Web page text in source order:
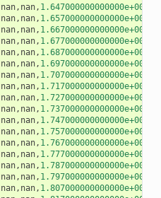
nan, nan, 1.647000000000000e+00
nan, nan, 1.657000000000000e+00
nan, nan, 1.667000000000000e+00
nan, nan, 1.677000000000000e+00
nan, nan, 1.687000000000000e+00
nan, nan, 1.697000000000000e+00
nan, nan, 1.707000000000000e+00
nan, nan, 1.717000000000000e+00
nan, nan, 1.727000000000000e+00
nan, nan, 1.737000000000000e+00
nan, nan, 1.747000000000000e+00
nan, nan, 1.757000000000000e+00
nan, nan, 1.767000000000000e+00
nan, nan, 1.777000000000000e+00
nan, nan, 1.787000000000000e+00
nan, nan, 1.797000000000000e+00
nan, nan, 1.807000000000000e+00